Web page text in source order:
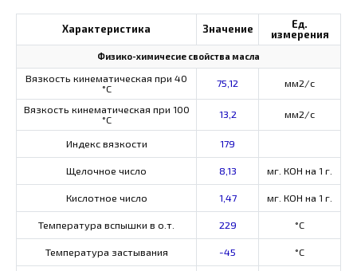
Характеристика Значение
Ед.
измерения
Физико-химичесие свойства масла
Вязкость кинематическая при 40
°С
75,12 мм2/с
Вязкость кинематическая при 100
°С
13,2 мм2/с
Индекс вязкости 179
Щелочное число 8,13 мг. КОН на 1 г.
Кислотное число 1,47 мг. КОН на 1 г.
Температура вспышки в о.т. 229 °C
Температура застывания -45 °C